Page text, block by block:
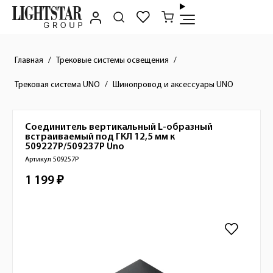
Главная Трековые системы освещения
Трековая система UNO Шинопровод и аксессуары UNO
Краткое описание товара
Соединитель вертикальный L-образный
встраиваемый под ГКЛ 12,5 мм к
509227P/509237P Uno
Артикул 509257P
Стоимость товара
1 199 ₽